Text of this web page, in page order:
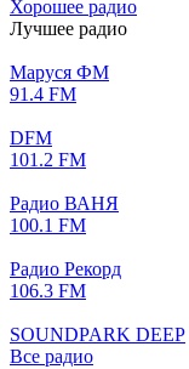
Хорошее радио
Лучшее радио
Маруся ФМ
91.4 FM
DFM
101.2 FM
Радио ВАНЯ
100.1 FM
Радио Рекорд
106.3 FM
SOUNDPARK DEEP
Все радио